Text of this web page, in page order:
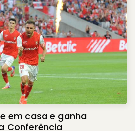
em casa e ganha
Conferência